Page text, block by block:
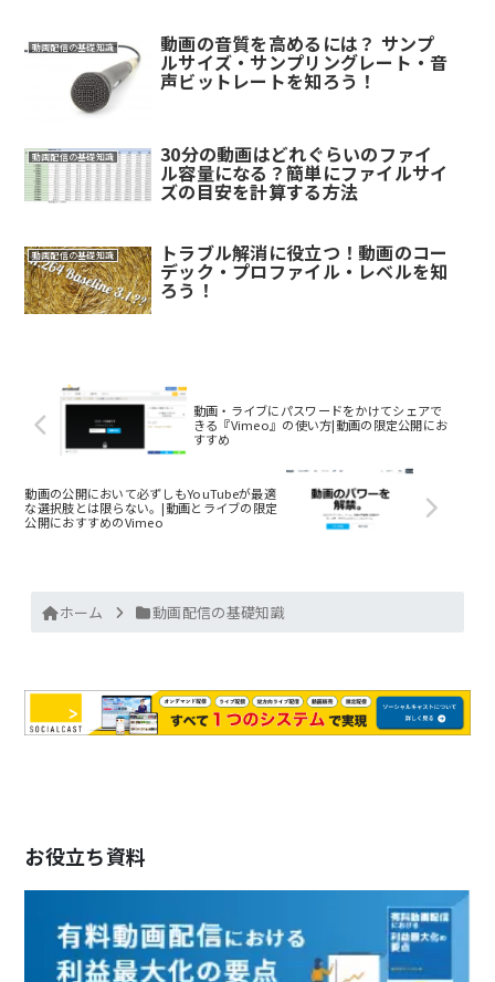
動画配信の基礎知識 動画の音質を高めるには？ サンプ
ルサイズ・サンプリングレート・音
声ビットレートを知ろう！
動画配信の基礎知識 30分の動画はどれぐらいのファイ
ル容量になる？簡単にファイルサイ
ズの目安を計算する方法
動画配信の基礎知識 トラブル解消に役立つ！動画のコー
デック・プロファイル・レベルを知
ろう！
動画・ライブにパスワードをかけてシェアで
きる『Vimeo』の使い方|動画の限定公開にお
すすめ
動画の公開において必ずしもYouTubeが最適
な選択肢とは限らない。|動画とライブの限定
公開におすすめのVimeo
ホーム 動画配信の基礎知識
お役立ち資料